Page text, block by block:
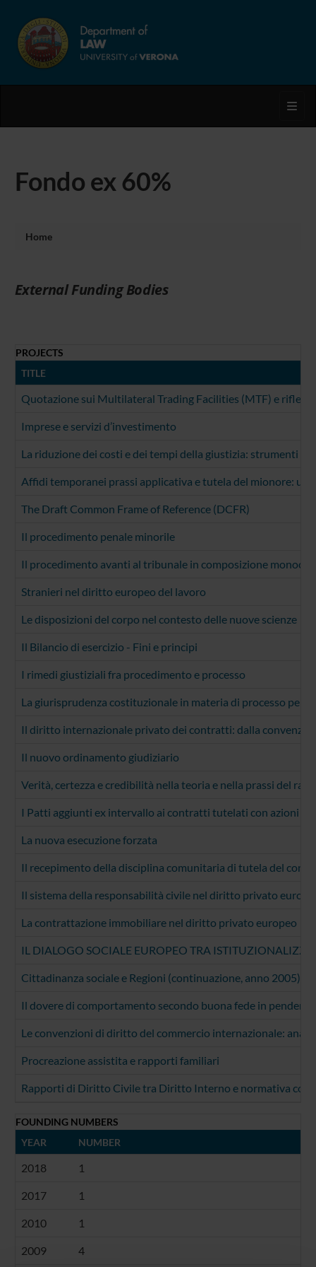
Fondo ex 60%
Home
External Funding Bodies
PROJECTS
TITLE
Quotazione sui Multilateral Trading Facilities (MTF) e
Imprese e servizi d’investimento
La riduzione dei costi e dei tempi della giustizia: strumenti
Affidi temporanei prassi applicativa e tutela del mionore:
The Draft Common Frame of Reference (DCFR)
Il procedimento penale minorile
Il procedimento avanti al tribunale in composizione
Stranieri nel diritto europeo del lavoro
Le disposizioni del corpo nel contesto delle nuove scienze
Il Bilancio di esercizio - Fini e principi
I rimedi giustiziali fra procedimento e processo
La giurisprudenza costituzionale in materia di processo
Il diritto internazionale privato dei contratti: dalla
Il nuovo ordinamento giudiziario
Verità, certezza e credibilità nella teoria e nella prassi del
I Patti aggiunti ex intervallo ai contratti tutelati con azioni di
La nuova esecuzione forzata
Il recepimento della disciplina comunitaria di tutela del
Il sistema della responsabilità civile nel diritto privato
La contrattazione immobiliare nel diritto privato europeo
IL DIALOGO SOCIALE EUROPEO TRA
Cittadinanza sociale e Regioni (continuazione, anno 2005)
Il dovere di comportamento secondo buona fede in
Le convenzioni di diritto del commercio internazionale:
Procreazione assistita e rapporti familiari
Rapporti di Diritto Civile tra Diritto Interno e normativa
FOUNDING NUMBERS
YEAR
NUMBER
2018 1
2017 1
2010 1
2009 4